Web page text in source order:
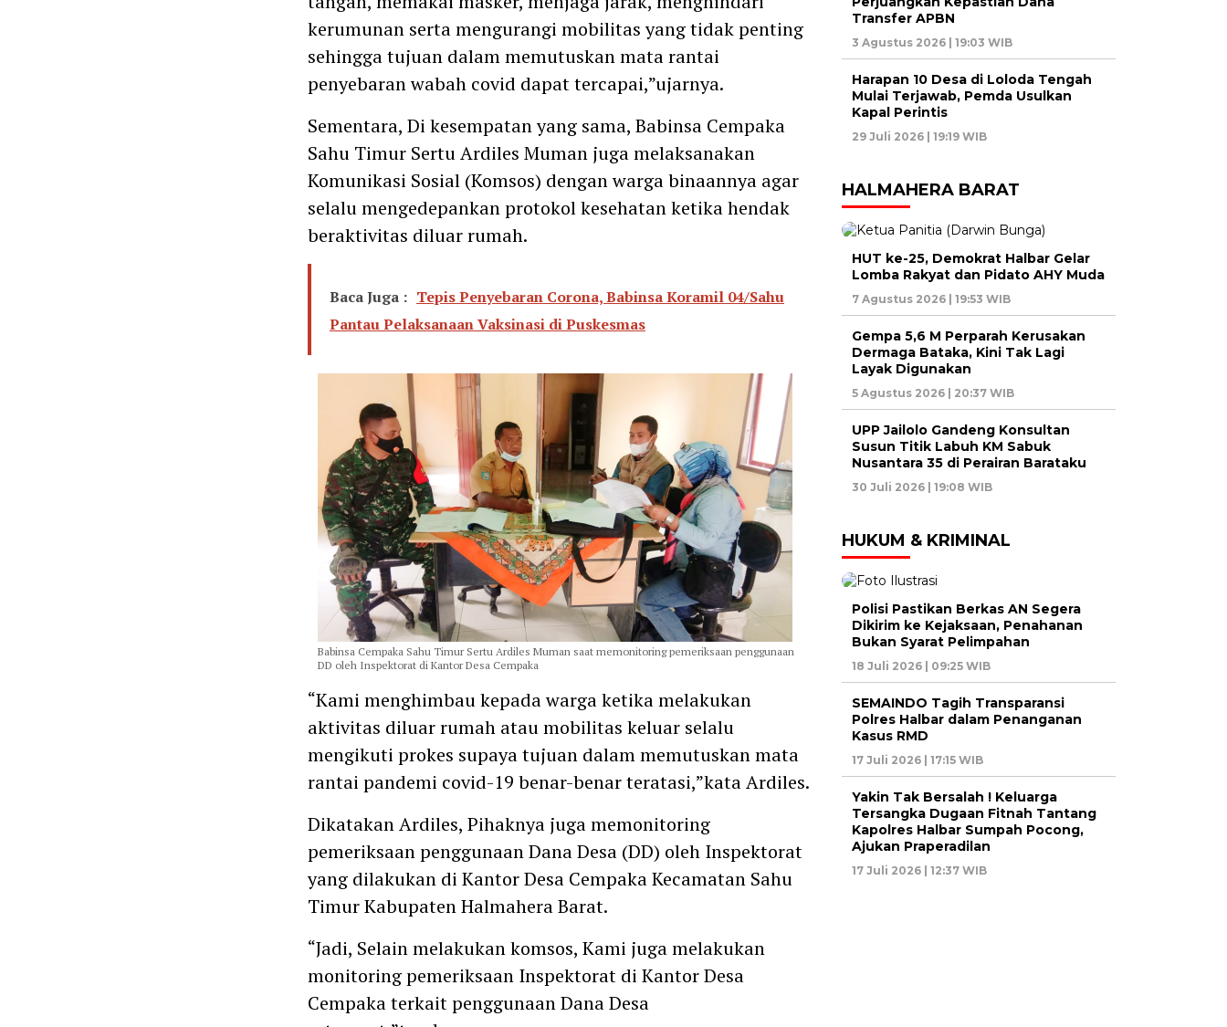
kerumunan serta mengurangi mobilitas yang tidak penting
sehingga tujuan dalam memutuskan mata rantai
penyebaran wabah covid dapat tercapai,”ujarnya.
Sementara, Di kesempatan yang sama, Babinsa Cempaka
Sahu Timur Sertu Ardiles Muman juga melaksanakan
Komunikasi Sosial (Komsos) dengan warga binaannya agar
selalu mengedepankan protokol kesehatan ketika hendak
beraktivitas diluar rumah.
Baca Juga : Tepis Penyebaran Corona, Babinsa Koramil 04/Sahu
Pantau Pelaksanaan Vaksinasi di Puskesmas
Babinsa Cempaka Sahu Timur Sertu Ardiles Muman saat memonitoring pemeriksaan penggunaan
DD oleh Inspektorat di Kantor Desa Cempaka
“Kami menghimbau kepada warga ketika melakukan
aktivitas diluar rumah atau mobilitas keluar selalu
mengikuti prokes supaya tujuan dalam memutuskan mata
rantai pandemi covid-19 benar-benar teratasi,”kata Ardiles.
Dikatakan Ardiles, Pihaknya juga memonitoring
pemeriksaan penggunaan Dana Desa (DD) oleh Inspektorat
yang dilakukan di Kantor Desa Cempaka Kecamatan Sahu
Timur Kabupaten Halmahera Barat.
“Jadi, Selain melakukan komsos, Kami juga melakukan
monitoring pemeriksaan Inspektorat di Kantor Desa
Cempaka terkait penggunaan Dana Desa
Transfer APBN
3 Agustus 2026 | 19:03 WIB
Harapan 10 Desa di Loloda Tengah
Mulai Terjawab, Pemda Usulkan
Kapal Perintis
29 Juli 2026 | 19:19 WIB
HALMAHERA BARAT
HUT ke-25, Demokrat Halbar Gelar
Lomba Rakyat dan Pidato AHY Muda
7 Agustus 2026 | 19:53 WIB
Gempa 5,6 M Perparah Kerusakan
Dermaga Bataka, Kini Tak Lagi
Layak Digunakan
5 Agustus 2026 | 20:37 WIB
UPP Jailolo Gandeng Konsultan
Susun Titik Labuh KM Sabuk
Nusantara 35 di Perairan Barataku
30 Juli 2026 | 19:08 WIB
HUKUM & KRIMINAL
Polisi Pastikan Berkas AN Segera
Dikirim ke Kejaksaan, Penahanan
Bukan Syarat Pelimpahan
18 Juli 2026 | 09:25 WIB
SEMAINDO Tagih Transparansi
Polres Halbar dalam Penanganan
Kasus RMD
17 Juli 2026 | 17:15 WIB
Yakin Tak Bersalah ! Keluarga
Tersangka Dugaan Fitnah Tantang
Kapolres Halbar Sumpah Pocong,
Ajukan Praperadilan
17 Juli 2026 | 12:37 WIB